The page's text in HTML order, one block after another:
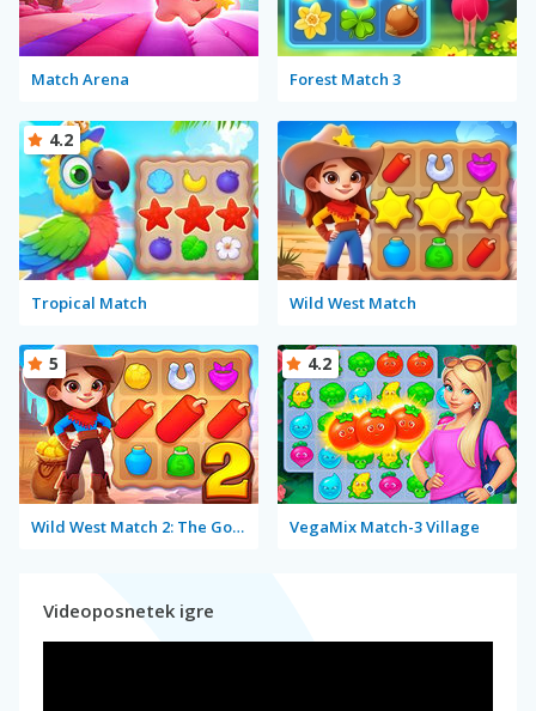
Match Arena Forest Match 3
Tropical Match
4.2
Wild West Match
Wild West Match 2: The Gold Rush
5
VegaMix Match-3 Village
4.2
Videoposnetek igre